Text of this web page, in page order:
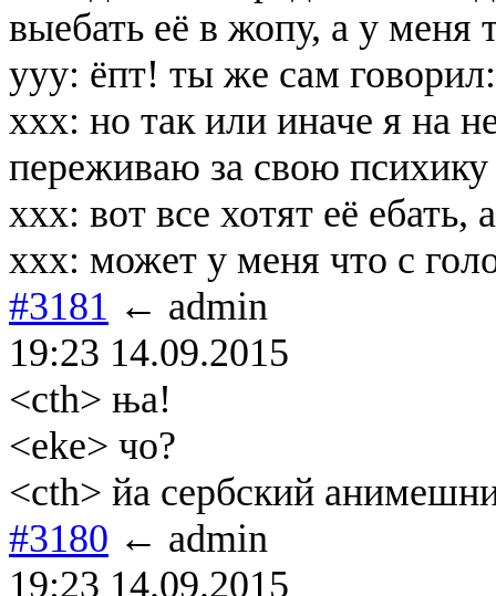
выебать её в жопу, а у меня
yyy: ёпт! ты же сам
xxx: но так или иначе я на
переживаю за свою психику
xxx: вот все хотят её ебать,
xxx: может у меня что с
#3181 ← admin
19:23 14.09.2015
<cth> ња!
<eke> чо?
<cth> йа сербский
#3180 ← admin
19:23 14.09.2015